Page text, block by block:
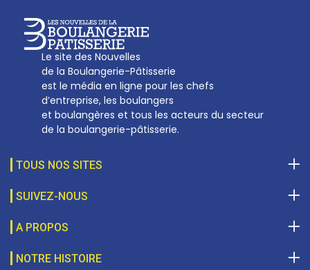
Le site des Nouvelles
de la Boulangerie-Pâtisserie
est le média en ligne pour les chefs
d’entreprise, les boulangers
et boulangères et tous les acteurs du secteur
de la boulangerie-pâtisserie.
TOUS NOS SITES
SUIVEZ-NOUS
A PROPOS
NOTRE HISTOIRE